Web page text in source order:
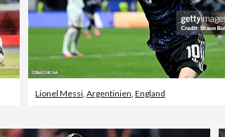
Lionel Messi,Argentinien,England